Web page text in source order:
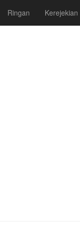
Ringan Kerejekian